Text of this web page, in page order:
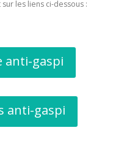
les liens ci-dessous :
anti-gaspi
anti-gaspi